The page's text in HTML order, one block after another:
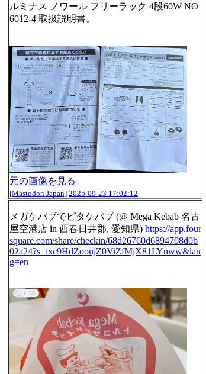
ルミナス ノワール フリーラック 4段60W NO
6012-4 取扱説明書。
元の画像を見る
[Mastodon Japan] 2025-09-23 17:02:12
メガケバブでピタケバブ (@ Mega Kebab 名古
屋空港店 in 西春日井郡, 愛知県) https://app.four
square.com/share/checkin/68d26760d6894708d0b
02a24?s=ixc9HdZooujZ0ViZfMjX81LYnww&lan
g=en